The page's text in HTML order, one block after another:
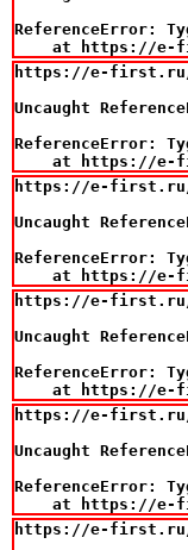
ReferenceError:
at https://e-
https://e-first.ru/
Uncaught
ReferenceError:
at https://e-
https://e-first.ru/
Uncaught
ReferenceError:
at https://e-
https://e-first.ru/
Uncaught
ReferenceError:
at https://e-
https://e-first.ru/
Uncaught
ReferenceError:
at https://e-
https://e-first.ru/